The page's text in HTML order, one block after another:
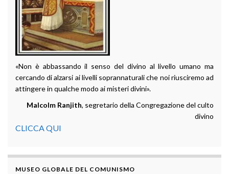
«Non è abbassando il senso del divino al livello umano ma
cercando di alzarsi ai livelli soprannaturali che noi riusciremo ad
attingere in qualche modo ai misteri divini».
Malcolm Ranjith, segretario della Congregazione del culto
divino
CLICCA QUI
MUSEO GLOBALE DEL COMUNISMO